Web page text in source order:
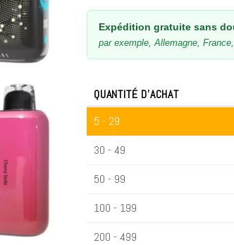
Expédition gratuite sans
par exemple, Allemagne,
QUANTITÉ D'ACHAT
5 - 29
30 - 49
50 - 99
100 - 199
200 - 499